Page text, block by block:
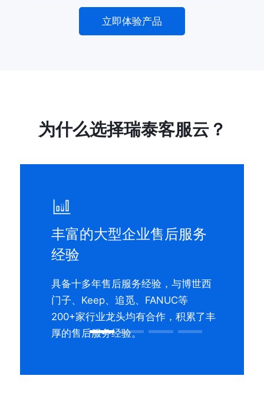
立即体验产品
为什么选择瑞泰客服云？
丰富的大型企业售后服务
经验
具备十多年售后服务经验，与博世西
门子、Keep、追觅、FANUC等
200+家行业龙头均有合作，积累了丰
厚的售后服务经验。